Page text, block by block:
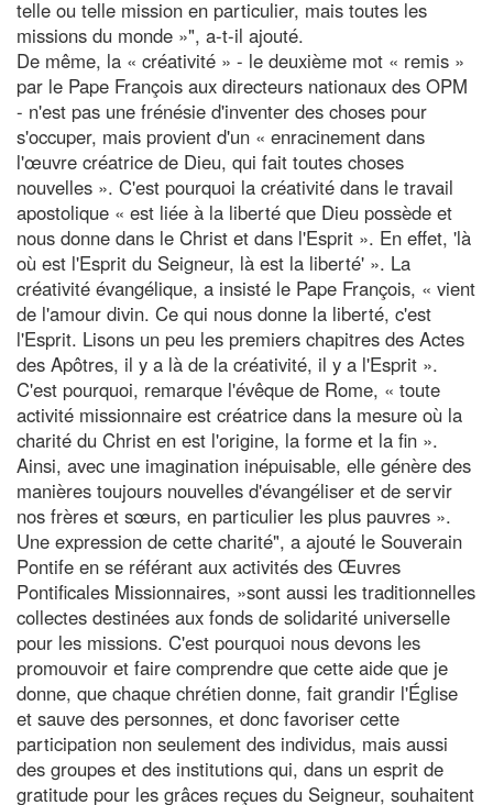
telle ou telle mission en particulier, mais toutes les
missions du monde »", a-t-il ajouté.
De même, la « créativité » - le deuxième mot « remis »
par le Pape François aux directeurs nationaux des OPM
- n'est pas une frénésie d'inventer des choses pour
s'occuper, mais provient d'un « enracinement dans
l'œuvre créatrice de Dieu, qui fait toutes choses
nouvelles ». C'est pourquoi la créativité dans le travail
apostolique « est liée à la liberté que Dieu possède et
nous donne dans le Christ et dans l'Esprit ». En effet, 'là
où est l'Esprit du Seigneur, là est la liberté' ». La
créativité évangélique, a insisté le Pape François, « vient
de l'amour divin. Ce qui nous donne la liberté, c'est
l'Esprit. Lisons un peu les premiers chapitres des Actes
des Apôtres, il y a là de la créativité, il y a l'Esprit ».
C'est pourquoi, remarque l'évêque de Rome, « toute
activité missionnaire est créatrice dans la mesure où la
charité du Christ en est l'origine, la forme et la fin ».
Ainsi, avec une imagination inépuisable, elle génère des
manières toujours nouvelles d'évangéliser et de servir
nos frères et sœurs, en particulier les plus pauvres ».
Une expression de cette charité", a ajouté le Souverain
Pontife en se référant aux activités des Œuvres
Pontificales Missionnaires, »sont aussi les traditionnelles
collectes destinées aux fonds de solidarité universelle
pour les missions. C'est pourquoi nous devons les
promouvoir et faire comprendre que cette aide que je
donne, que chaque chrétien donne, fait grandir l'Église
et sauve des personnes, et donc favoriser cette
participation non seulement des individus, mais aussi
des groupes et des institutions qui, dans un esprit de
gratitude pour les grâces reçues du Seigneur, souhaitent